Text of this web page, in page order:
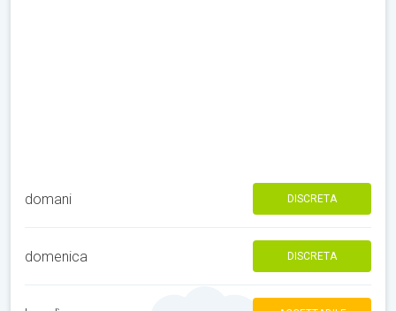
domani DISCRETA
domenica DISCRETA